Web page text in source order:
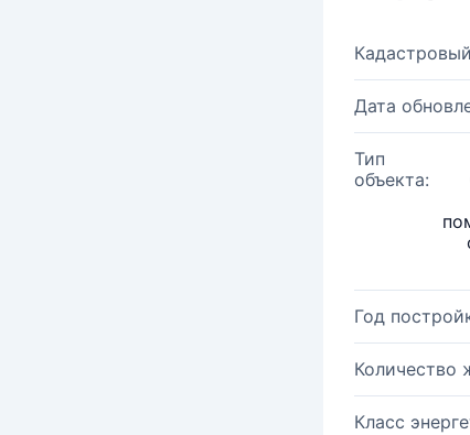
Дата
Тип
объекта:
Год
Количество
Класс